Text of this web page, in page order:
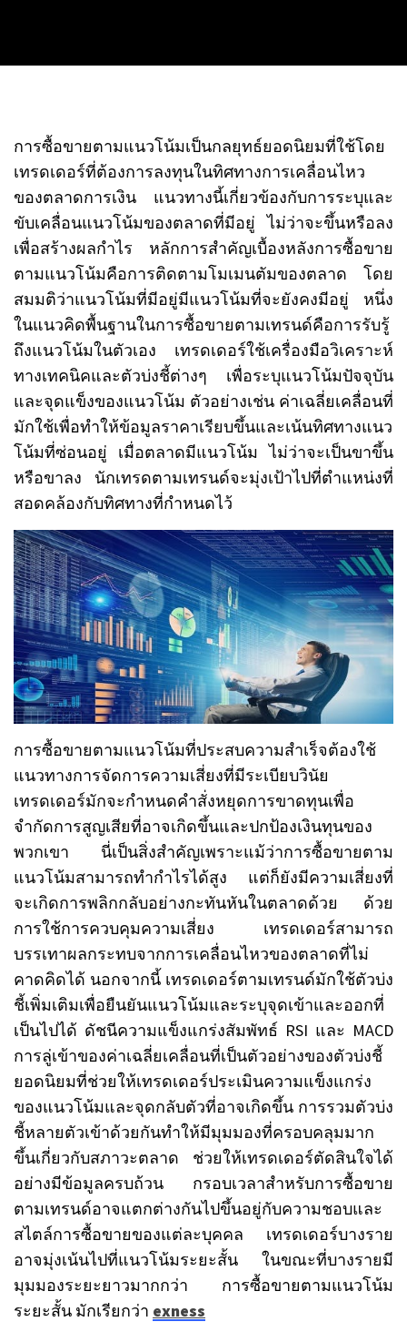
การซื้อขายตามแนวโน้มเป็นกลยุทธ์ยอดนิยมที่ใช้โดย
เทรดเดอร์ที่ต้องการลงทุนในทิศทางการเคลื่อนไหว
ของตลาดการเงิน แนวทางนี้เกี่ยวข้องกับการระบุและ
ขับเคลื่อนแนวโน้มของตลาดที่มีอยู่ ไม่ว่าจะขึ้นหรือลง
เพื่อสร้างผลกำไร หลักการสำคัญเบื้องหลังการซื้อขาย
ตามแนวโน้มคือการติดตามโมเมนตัมของตลาด โดย
สมมติว่าแนวโน้มที่มีอยู่มีแนวโน้มที่จะยังคงมีอยู่ หนึ่ง
ในแนวคิดพื้นฐานในการซื้อขายตามเทรนด์คือการรับรู้
ถึงแนวโน้มในตัวเอง เทรดเดอร์ใช้เครื่องมือวิเคราะห์
ทางเทคนิคและตัวบ่งชี้ต่างๆ เพื่อระบุแนวโน้มปัจจุบัน
และจุดแข็งของแนวโน้ม ตัวอย่างเช่น ค่าเฉลี่ยเคลื่อนที่
มักใช้เพื่อทำให้ข้อมูลราคาเรียบขึ้นและเน้นทิศทางแนว
โน้มที่ซ่อนอยู่ เมื่อตลาดมีแนวโน้ม ไม่ว่าจะเป็นขาขึ้น
หรือขาลง นักเทรดตามเทรนด์จะมุ่งเป้าไปที่ตำแหน่งที่
สอดคล้องกับทิศทางที่กำหนดไว้
การซื้อขายตามแนวโน้มที่ประสบความสำเร็จต้องใช้
แนวทางการจัดการความเสี่ยงที่มีระเบียบวินัย
เทรดเดอร์มักจะกำหนดคำสั่งหยุดการขาดทุนเพื่อ
จำกัดการสูญเสียที่อาจเกิดขึ้นและปกป้องเงินทุนของ
พวกเขา นี่เป็นสิ่งสำคัญเพราะแม้ว่าการซื้อขายตาม
แนวโน้มสามารถทำกำไรได้สูง แต่ก็ยังมีความเสี่ยงที่
จะเกิดการพลิกกลับอย่างกะทันหันในตลาดด้วย ด้วย
การใช้การควบคุมความเสี่ยง เทรดเดอร์สามารถ
บรรเทาผลกระทบจากการเคลื่อนไหวของตลาดที่ไม่
คาดคิดได้ นอกจากนี้ เทรดเดอร์ตามเทรนด์มักใช้ตัวบ่ง
ชี้เพิ่มเติมเพื่อยืนยันแนวโน้มและระบุจุดเข้าและออกที่
เป็นไปได้ ดัชนีความแข็งแกร่งสัมพัทธ์ RSI และ MACD
การลู่เข้าของค่าเฉลี่ยเคลื่อนที่เป็นตัวอย่างของตัวบ่งชี้
ยอดนิยมที่ช่วยให้เทรดเดอร์ประเมินความแข็งแกร่ง
ของแนวโน้มและจุดกลับตัวที่อาจเกิดขึ้น การรวมตัวบ่ง
ชี้หลายตัวเข้าด้วยกันทำให้มีมุมมองที่ครอบคลุมมาก
ขึ้นเกี่ยวกับสภาวะตลาด ช่วยให้เทรดเดอร์ตัดสินใจได้
อย่างมีข้อมูลครบถ้วน กรอบเวลาสำหรับการซื้อขาย
ตามเทรนด์อาจแตกต่างกันไปขึ้นอยู่กับความชอบและ
สไตล์การซื้อขายของแต่ละบุคคล เทรดเดอร์บางราย
อาจมุ่งเน้นไปที่แนวโน้มระยะสั้น ในขณะที่บางรายมี
มุมมองระยะยาวมากกว่า การซื้อขายตามแนวโน้ม
ระยะสั้น มักเรียกว่า exness